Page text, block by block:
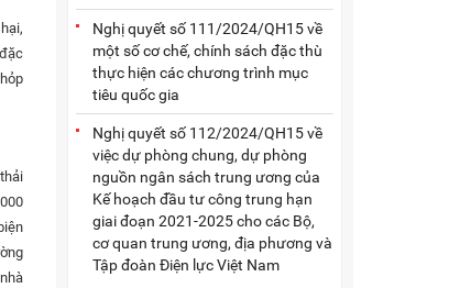
Nghị quyết số 111/2024/QH15 về
một số cơ chế, chính sách đặc thù
thực hiện các chương trình mục
tiêu quốc gia
Nghị quyết số 112/2024/QH15 về
việc dự phòng chung, dự phòng
nguồn ngân sách trung ương của
Kế hoạch đầu tư công trung hạn
giai đoạn 2021-2025 cho các Bộ,
cơ quan trung ương, địa phương và
Tập đoàn Điện lực Việt Nam